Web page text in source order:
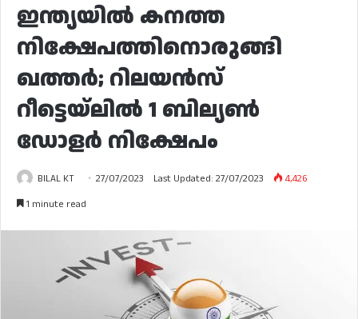
ഇന്ത്യയിൽ കനത്ത
നിക്ഷേപത്തിനൊരുങ്ങി
ഖത്തർ; റിലയൻസ്
റീട്ടെയ്ലിൽ 1 ബില്യൺ
ഡോളർ നിക്ഷേപം
BILAL KT 27/07/2023 Last Updated: 27/07/2023
4,426
1 minute read